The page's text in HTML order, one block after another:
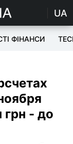
UA
ФІНАНСИ
грн - до